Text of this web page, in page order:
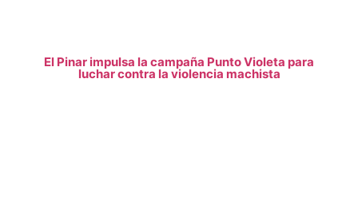
El Pinar impulsa la campaña Punto Violeta para
luchar contra la violencia machista